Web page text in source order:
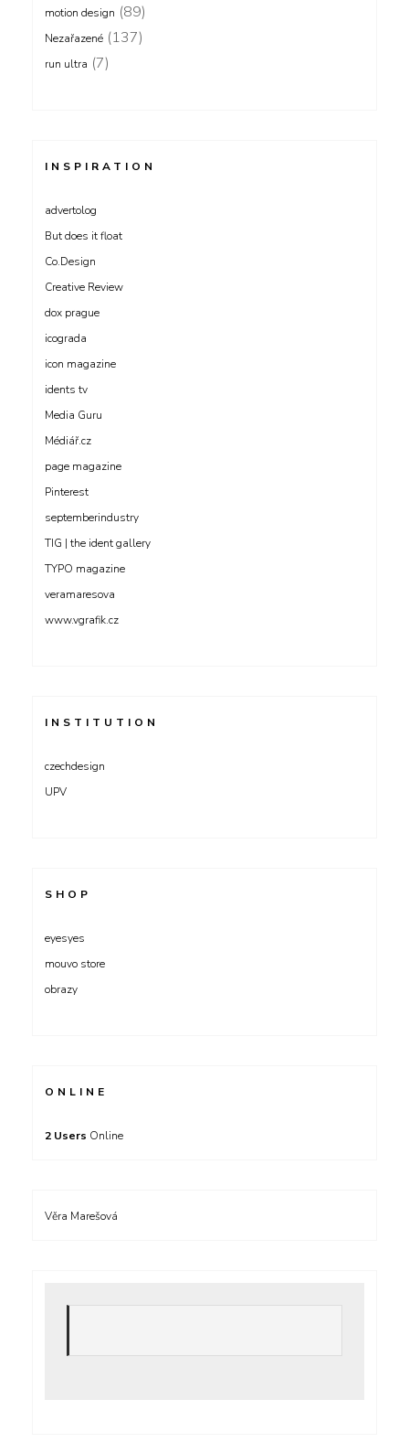
motion design (89)
Nezařazené (137)
run ultra (7)
INSPIRATION
advertolog
But does it float
Co.Design
Creative Review
dox prague
icograda
icon magazine
idents tv
Media Guru
Médiář.cz
page magazine
Pinterest
septemberindustry
TIG | the ident gallery
TYPO magazine
veramaresova
www.vgrafik.cz
INSTITUTION
czechdesign
UPV
SHOP
eyesyes
mouvo store
obrazy
ONLINE
2 Users Online
Věra Marešová